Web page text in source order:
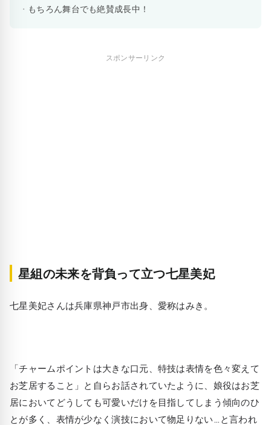
もちろん舞台でも絶賛成長中！
スポンサーリンク
星組の未来を背負って立つ七星美妃
七星美妃さんは兵庫県神戸市出身、愛称はみき。
「チャームポイントは大きな口元、特技は表情を色々変えて
お芝居すること」と自らお話されていたように、娘役はお芝
居においてどうしても可愛いだけを目指してしまう傾向のひ
とが多く、表情が少なく演技において物足りない…と言われ